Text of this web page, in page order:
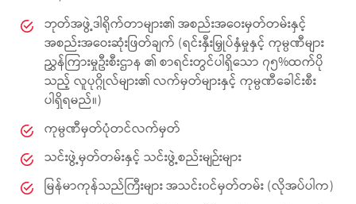
ဘုတ်အဖွဲ့ဒါရိုက်တာများ၏ အစည်းအဝေးမှတ်တမ်းနှင့်
အစည်းအဝေးဆုံးဖြတ်ချက် (ရင်းနှီးမြှုပ်နှံမှုနှင့် ကုမ္ပဏီများ
ညွှန်ကြားမှုဦးစီးဌာန ၏ စာရင်းတွင်ပါရှိသော ၇၅%ထက်ပို
သည့် လူပုဂ္ဂိုလ်များ၏ လက်မှတ်များနှင့် ကုမ္ပဏီခေါင်းစီး
ပါရှိရမည်။)
ကုမ္ပဏီမှတ်ပုံတင်လက်မှတ်
သင်းဖွဲ့မှတ်တမ်းနှင့် သင်းဖွဲ့စည်းမျဉ်းများ
မြန်မာကုန်သည်ကြီးများ အသင်း၀င်မှတ်တမ်း (လိုအပ်ပါက)